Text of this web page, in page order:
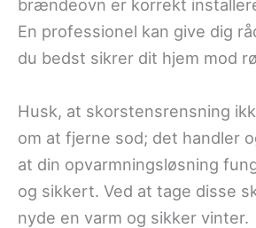
brændeovn er korrekt
En professionel kan give dig
du bedst sikrer dit hjem mod
Husk, at skorstensrensning
om at fjerne sod; det handler
at din opvarmningsløsning
og sikkert. Ved at tage disse
nyde en varm og sikker vinter.